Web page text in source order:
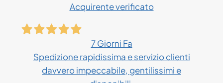
Acquirente verificato
7 Giorni Fa
Spedizione rapidissima e servizio clienti
davvero impeccabile, gentilissimi e